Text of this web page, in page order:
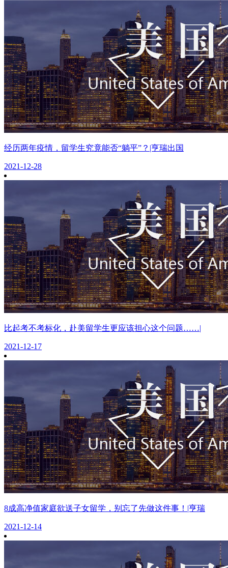
经历两年疫情，留学生究竟能否“躺平”？|亨瑞出国
2021-12-28
比起考不考标化，赴美留学生更应该担心这个问题……|
2021-12-17
8成高净值家庭欲送子女留学，别忘了先做这件事！|亨瑞
2021-12-14